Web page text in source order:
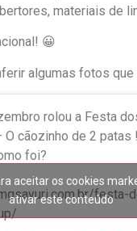
materiais de
😀
algumas fotos que
rolou a Festa
O cãozinho de 2 patas
foi?
festa-
aceitar os cookies
ativar este conteúdo